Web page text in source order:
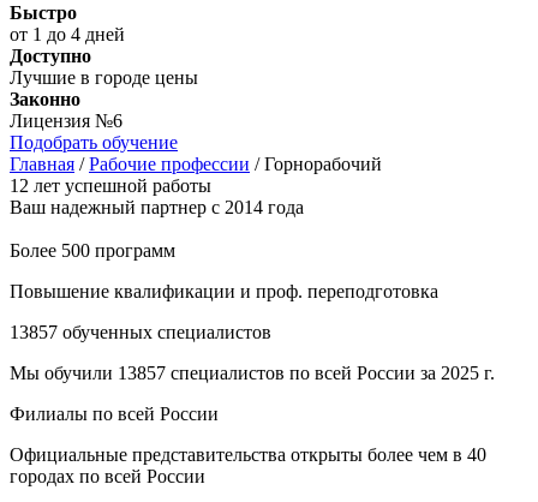
Быстро
от 1 до 4 дней
Доступно
Лучшие в городе цены
Законно
Лицензия №6
Подобрать обучение
Главная /Рабочие профессии /Горнорабочий
12 лет успешной работы
Ваш надежный партнер с 2014 года
Более 500 программ
Повышение квалификации и проф. переподготовка
13857 обученных специалистов
Мы обучили 13857 специалистов по всей России за 2025 г.
Филиалы по всей России
Официальные представительства открыты более чем в 40
городах по всей России